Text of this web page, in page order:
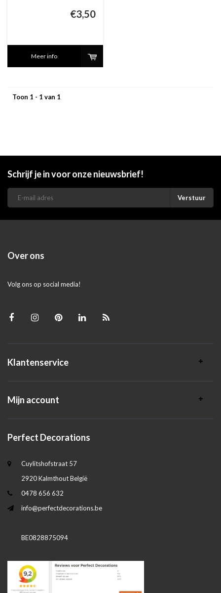
€3,50
Meer info
Toon 1 - 1 van 1
Schrijf je in voor onze nieuwsbrief!
Verstuur
Over ons
Volg ons op social media!
Klantenservice
Mijn account
Perfect Decorations
Cuylitshofstraat 57
2920 Kalmthout België
0478 656 632
info@perfectdecorations.be
BE0828875094